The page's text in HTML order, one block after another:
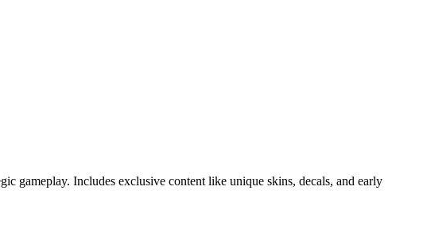
gameplay. Includes exclusive content like unique skins, decals, and early